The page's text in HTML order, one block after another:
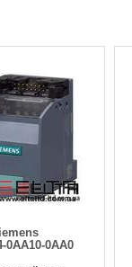
0AA10-0AA0